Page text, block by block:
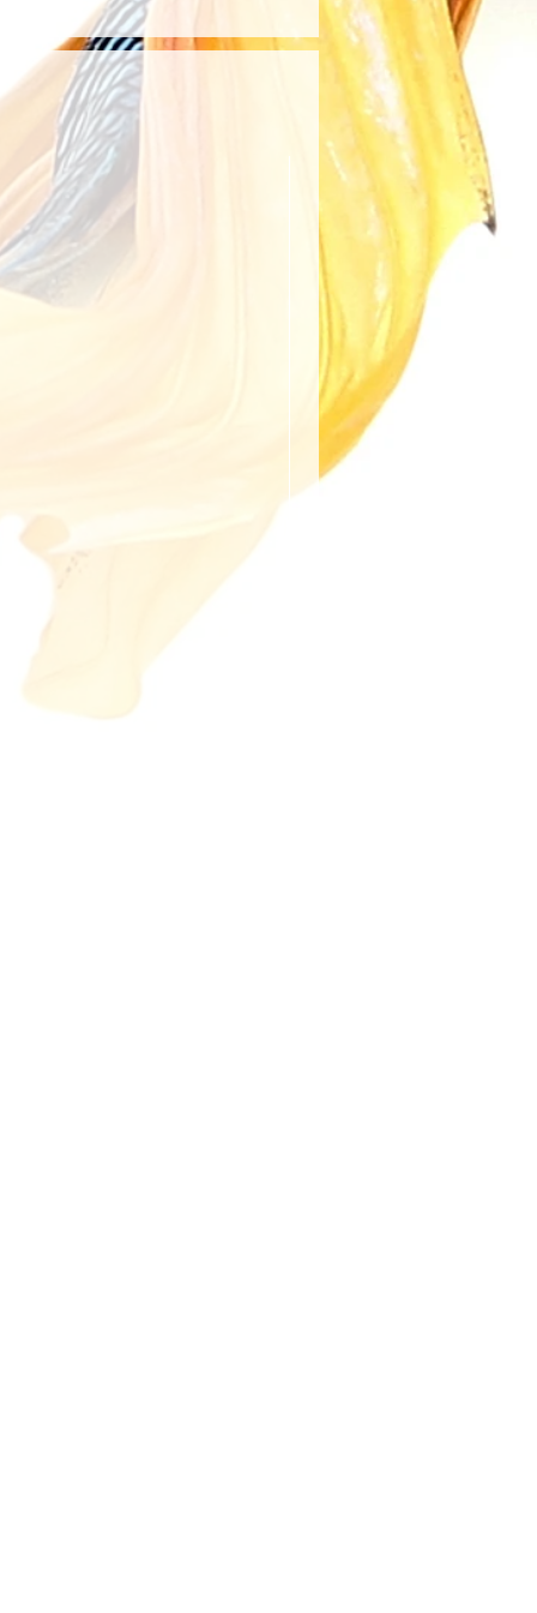
belirttiği kargo
kargo ücreti
Aksi takdirde, kargo
aittir.